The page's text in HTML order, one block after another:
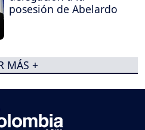
posesión de Abelardo
MÁS +